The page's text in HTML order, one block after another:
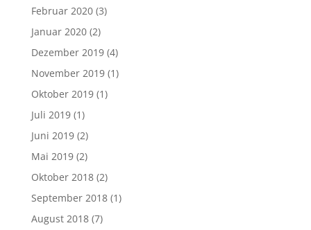
Februar 2020(3)
Januar 2020(2)
Dezember 2019(4)
November 2019(1)
Oktober 2019(1)
Juli 2019(1)
Juni 2019(2)
Mai 2019(2)
Oktober 2018(2)
September 2018(1)
August 2018(7)